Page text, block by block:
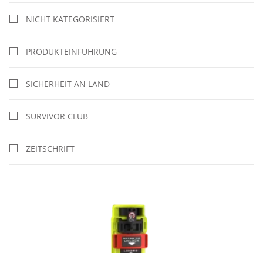
NICHT KATEGORISIERT
PRODUKTEINFÜHRUNG
SICHERHEIT AN LAND
SURVIVOR CLUB
ZEITSCHRIFT